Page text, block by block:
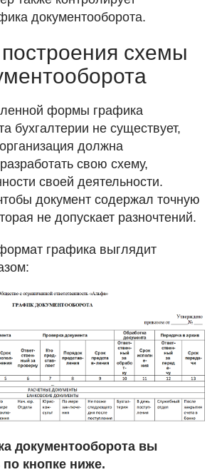
документооборота.
схемы
формы графика
бухгалтерии не существует,
должна
свою схему,
своей деятельности.
документ содержал точную
не допускает разночтений.
графика выглядит
документооборота вы
по кнопке ниже.